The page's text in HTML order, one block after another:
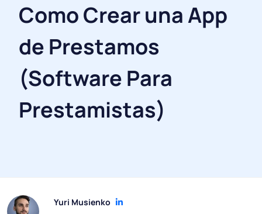
Como Crear una App
de Prestamos
(Software Para
Prestamistas)
Yuri Musienko